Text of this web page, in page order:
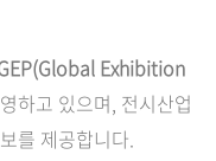
Exhibition
하고 있으며, 전시산업
를 제공합니다.